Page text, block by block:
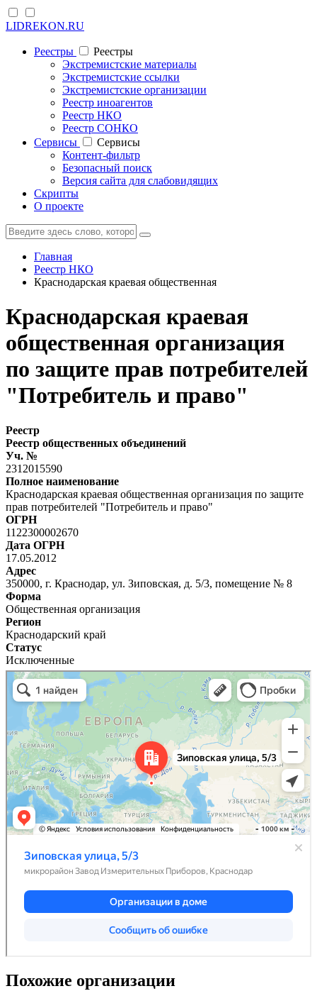
LIDREKON.RU
Реестры
Реестры
Экстремистские материалы
Экстремистские ссылки
Экстремистские организации
Реестр иноагентов
Реестр НКО
Реестр СОНКО
Cервисы
Cервисы
Контент-фильтр
Безопасный поиск
Версия сайта для слабовидящих
Скрипты
О проекте
Главная
Реестр НКО
Краснодарская краевая общественная
Краснодарская краевая
общественная организация
по защите прав потребителей
"Потребитель и право"
Реестр
Реестр общественных объединений
Уч. №
2312015590
Полное наименование
Краснодарская краевая общественная организация по защите
прав потребителей "Потребитель и право"
ОГРН
1122300002670
Дата ОГРН
17.05.2012
Адрес
350000, г. Краснодар, ул. Зиповская, д. 5/3, помещение № 8
Форма
Общественная организация
Регион
Краснодарский край
Статус
Исключенные
Похожие организации